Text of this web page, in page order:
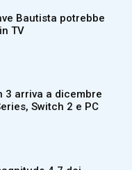
Bautista potrebbe
TV
3 arriva a dicembre
Switch 2 e PC